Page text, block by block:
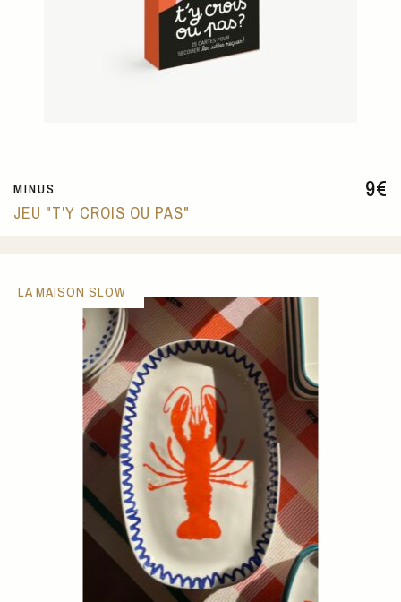
9€
MINUS
JEU "T'Y CROIS OU PAS"
LA MAISON SLOW